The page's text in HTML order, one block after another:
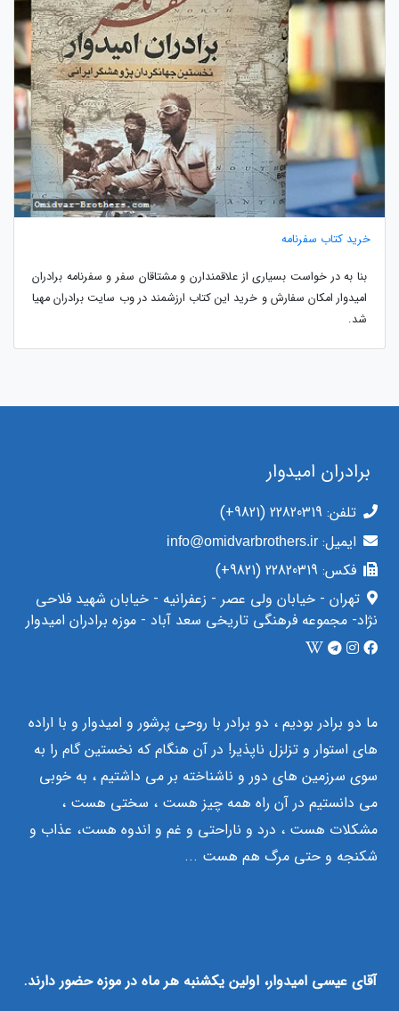
خرید کتاب سفرنامه
بنا به در خواست بسیاری از علاقمندارن و مشتاقان سفر و سفرنامه برادران
امیدوار امکان سفارش و خرید این کتاب ارزشمند در وب سایت برادران مهیا
شد.
برادران امیدوار
تلفن: (+9821) 22820319
ایمیل: info@omidvarbrothers.ir
فکس: (+9821) 22820319
تهران - خیابان ولی عصر - زعفرانیه - خیابان شهید فلاحی
نژاد- مجموعه فرهنگی تاریخی سعد آباد - موزه برادران امیدوار
ما دو برادر بودیم ، دو برادر با روحی پرشور و امیدوار و با اراده
های استوار و تزلزل ناپذیر! در آن هنگام که نخستین گام را به
سوی سرزمین های دور و ناشناخته بر می داشتیم ، به خوبی
می دانستیم در آن راه همه چیز هست ، سختی هست ،
مشکلات هست ، درد و ناراحتی و غم و اندوه هست، عذاب و
شکنجه و حتی مرگ هم هست ...
آقای عیسی امیدوار، اولین یکشنبه هر ماه در موزه حضور دارند.